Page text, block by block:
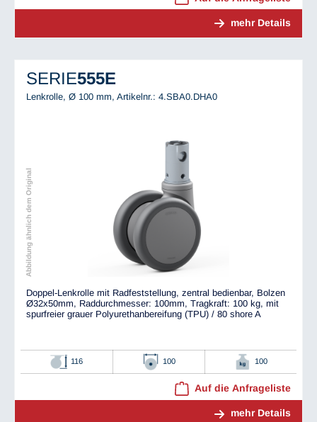
mehr Details
SERIE555E
Lenkrolle, Ø 100 mm, Artikelnr.: 4.SBA0.DHA0
Abbildung ähnlich dem Original
Doppel-Lenkrolle mit Radfeststellung, zentral bedienbar, Bolzen
Ø32x50mm, Raddurchmesser: 100mm, Tragkraft: 100 kg, mit
spurfreier grauer Polyurethanbereifung (TPU) / 80 shore A
116 100 100
Auf die Anfrageliste
mehr Details